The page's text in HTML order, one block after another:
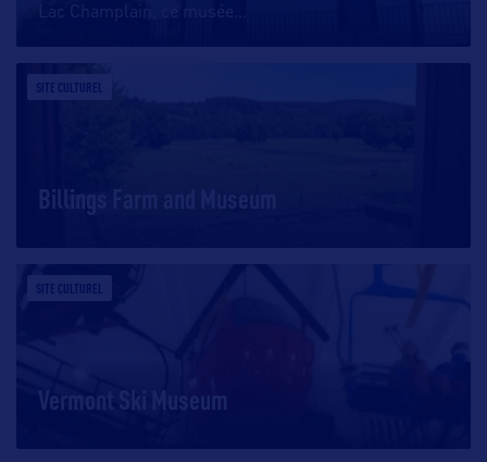
Lac Champlain, ce musée
SITE CULTUREL
Billings Farm and Museum
SITE CULTUREL
Vermont Ski Museum